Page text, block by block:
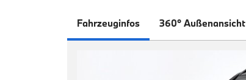
Fahrzeuginfos 360° Außenansicht